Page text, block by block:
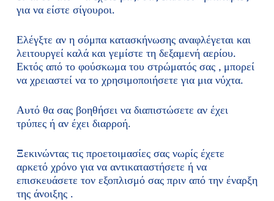
για να είστε σίγουροι.
Ελέγξτε αν η σόμπα κατασκήνωσης αναφλέγεται και
λειτουργεί καλά και γεμίστε τη δεξαμενή αερίου.
Εκτός από το φούσκωμα του στρώματός σας , μπορεί
να χρειαστεί να το χρησιμοποιήσετε για μια νύχτα.
Αυτό θα σας βοηθήσει να διαπιστώσετε αν έχει
τρύπες ή αν έχει διαρροή.
Ξεκινώντας τις προετοιμασίες σας νωρίς έχετε
αρκετό χρόνο για να αντικαταστήσετε ή να
επισκευάσετε τον εξοπλισμό σας πριν από την έναρξη
της άνοιξης .